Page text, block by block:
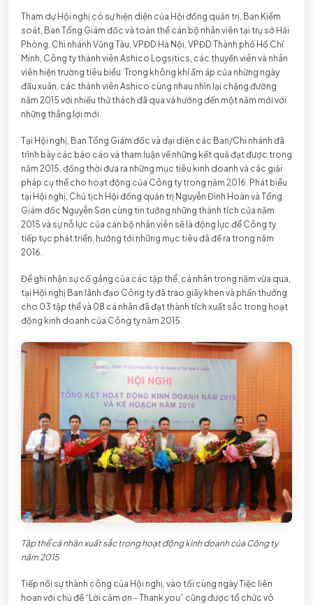
Tham dự Hội nghị có sự hiện diện của Hội đồng quản trị, Ban Kiểm
soát, Ban Tổng Giám đốc và toàn thể cán bộ nhân viên tại trụ sở Hải
Phòng, Chi nhánh Vũng Tàu, VPĐD Hà Nội, VPĐD Thành phố Hồ Chí
Minh, Công ty thành viên Ashico Logsitics, các thuyền viên và nhân
viên hiện trường tiêu biểu. Trong không khí ấm áp của những ngày
đầu xuân, các thành viên Ashico cùng nhau nhìn lại chặng đường
năm 2015 với nhiều thử thách đã qua và hướng đến một năm mới với
những thắng lợi mới.
Tại Hội nghị, Ban Tổng Giám đốc và đại diện các Ban/Chi nhánh đã
trình bày các báo cáo và tham luận về những kết quả đạt được trong
năm 2015, đồng thời đưa ra những mục tiêu kinh doanh và các giải
pháp cụ thể cho hoạt động của Công ty trong năm 2016. Phát biểu
tại Hội nghị, Chủ tịch Hội đồng quản trị Nguyễn Đình Hoàn và Tổng
Giám đốc Nguyễn Sơn cùng tin tưởng những thành tích của năm
2015 và sự nỗ lực của cán bộ nhân viên sẽ là động lực để Công ty
tiếp tục phát triển, hướng tới những mục tiêu đã đề ra trong năm
2016.
Để ghi nhận sự cố gắng của các tập thể, cá nhân trong năm vừa qua,
tại Hội nghị Ban lãnh đạo Công ty đã trao giấy khen và phần thưởng
cho 03 tập thể và 08 cá nhân đã đạt thành tích xuất sắc trong hoạt
động kinh doanh của Công ty năm 2015.
Tập thể cá nhân xuất sắc trong hoạt động kinh doanh của Công ty
năm 2015
Tiếp nối sự thành công của Hội nghị, vào tối cùng ngày Tiệc liên
hoan với chủ đề “Lời cảm ơn - Thank you” cũng được tổ chức vô